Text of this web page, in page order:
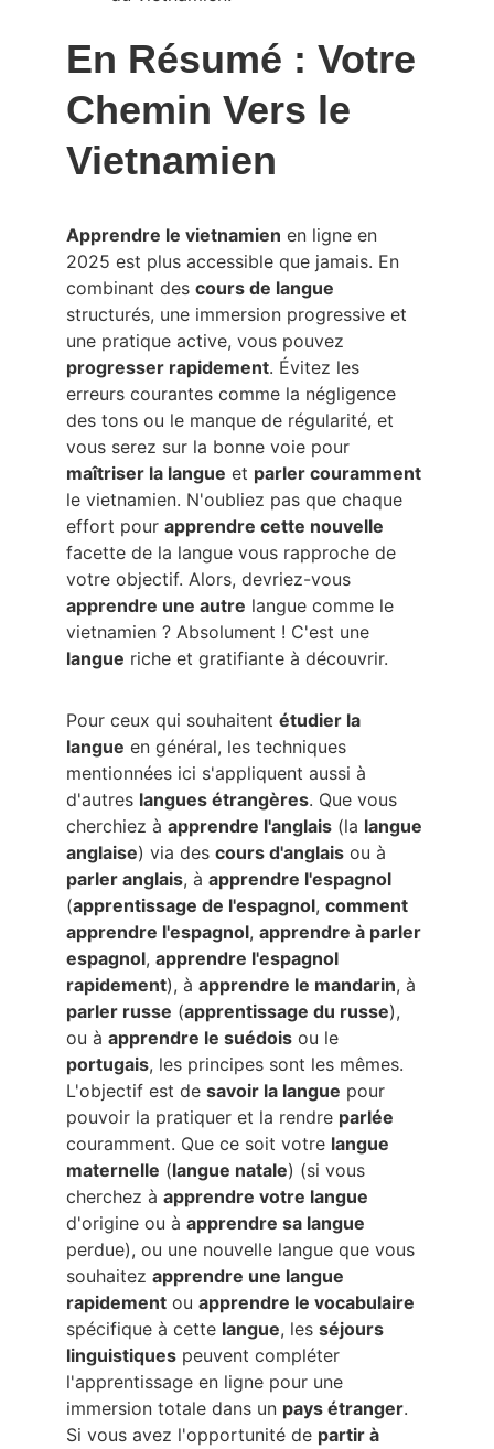
En Résumé : Votre
Chemin Vers le
Vietnamien
Apprendre le vietnamien en ligne en
2025 est plus accessible que jamais. En
combinant des cours de langue
structurés, une immersion progressive et
une pratique active, vous pouvez
progresser rapidement. Évitez les
erreurs courantes comme la négligence
des tons ou le manque de régularité, et
vous serez sur la bonne voie pour
maîtriser la langue et parler couramment
le vietnamien. N'oubliez pas que chaque
effort pour apprendre cette nouvelle
facette de la langue vous rapproche de
votre objectif. Alors, devriez-vous
apprendre une autre langue comme le
vietnamien ? Absolument ! C'est une
langue riche et gratifiante à découvrir.
Pour ceux qui souhaitent étudier la
langue en général, les techniques
mentionnées ici s'appliquent aussi à
d'autres langues étrangères. Que vous
cherchiez à apprendre l'anglais (la langue
anglaise) via des cours d'anglais ou à
parler anglais, à apprendre l'espagnol
(apprentissage de l'espagnol, comment
apprendre l'espagnol, apprendre à parler
espagnol, apprendre l'espagnol
rapidement), à apprendre le mandarin, à
parler russe (apprentissage du russe),
ou à apprendre le suédois ou le
portugais, les principes sont les mêmes.
L'objectif est de savoir la langue pour
pouvoir la pratiquer et la rendre parlée
couramment. Que ce soit votre langue
maternelle (langue natale) (si vous
cherchez à apprendre votre langue
d'origine ou à apprendre sa langue
perdue), ou une nouvelle langue que vous
souhaitez apprendre une langue
rapidement ou apprendre le vocabulaire
spécifique à cette langue, les séjours
linguistiques peuvent compléter
l'apprentissage en ligne pour une
immersion totale dans un pays étranger.
Si vous avez l'opportunité de partir à